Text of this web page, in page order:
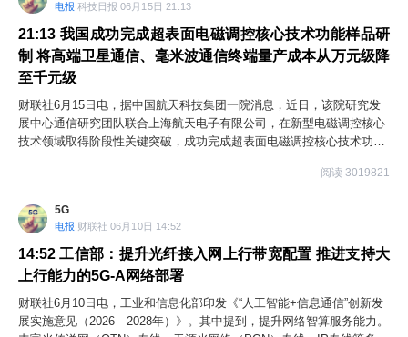
全场景。电报 科技日报 06月15日 21:13
21:13 我国成功完成超表面电磁调控核心技术功能样品研
制 将高端卫星通信、毫米波通信终端量产成本从万元级降
至千元级
财联社6月15日电，据中国航天科技集团一院消息，近日，该院研究发
展中心通信研究团队联合上海航天电子有限公司，在新型电磁调控核心
技术领域取得阶段性关键突破，成功完成超表面电磁调控核心技术功能
卫星互联领域的核心前沿技术，超表面电磁调控技术应用场景覆盖面
中继、智能探测等前沿领域，是行业公认的增量“蓝海”赛道。在同等通
信覆盖效果下，新技术可大幅减少前端通信设备部署数量，通信区域覆
盖性能提升40%以上，单场景设备投入成本可降低50万元，实现了性能
升级与成本优化的双重突破。同时，研发团队将高端卫星通信、毫米波
通信终端量产成本从万元级降至千元级，破解了长期制约高端通信装备
规模化普及、工程化落地的核心难题。
阅读 3019821
5G
电报 财联社 06月10日 14:52
14:52 工信部：提升光纤接入网上行带宽配置 推进支持大
上行能力的5G-A网络部署
财联社6月10日电，工业和信息化部印发《“人工智能+信息通信”创新发
展实施意见（2026—2028年）》。其中提到，提升网络智算服务能力。